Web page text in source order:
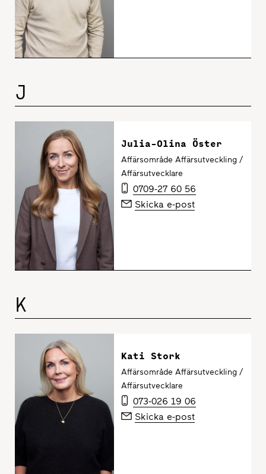
J
Julia-Olina Öster
Affärsområde Affärsutveckling /
Affärsutvecklare
0709-27 60 56
Skicka e-post
K
Kati Stork
Affärsområde Affärsutveckling /
Affärsutvecklare
073-026 19 06
Skicka e-post